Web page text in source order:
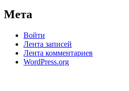
Мета
Войти
Лента записей
Лента комментариев
WordPress.org